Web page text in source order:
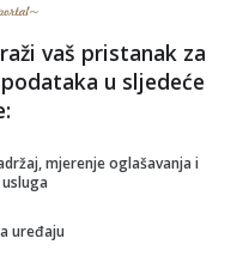
korisnike da se suzdrže od vrijeđanja,
velikog broja komentara Banjaluka.com
biti pronađeni sadržaji koji mogu biti
vaš pristanak za
u sljedeće
mjerenje oglašavanja i
uređaju